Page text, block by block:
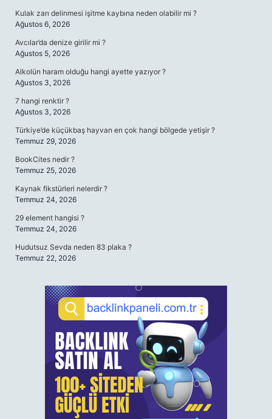
Kulak zarı delinmesi işitme kaybına neden olabilir mi ?
Ağustos 6, 2026
Avcılar’da denize girilir mi ?
Ağustos 5, 2026
Alkolün haram olduğu hangi ayette yazıyor ?
Ağustos 3, 2026
7 hangi renktir ?
Ağustos 3, 2026
Türkiye’de küçükbaş hayvan en çok hangi bölgede yetişir ?
Temmuz 29, 2026
BookCites nedir ?
Temmuz 25, 2026
Kaynak fikstürleri nelerdir ?
Temmuz 24, 2026
29 element hangisi ?
Temmuz 24, 2026
Hudutsuz Sevda neden 83 plaka ?
Temmuz 22, 2026